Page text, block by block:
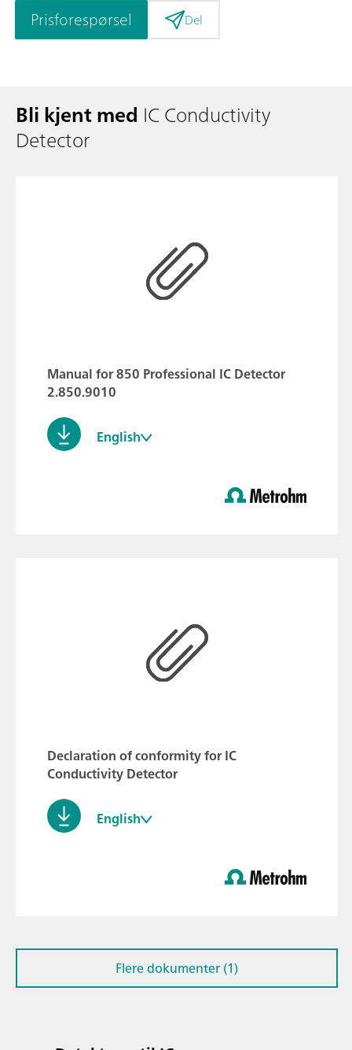
Prisforespørsel Del
Bli kjent med IC Conductivity
Detector
Manual for 850 Professional IC Detector
2.850.9010
English
Declaration of conformity for IC
Conductivity Detector
English
Flere dokumenter (1)